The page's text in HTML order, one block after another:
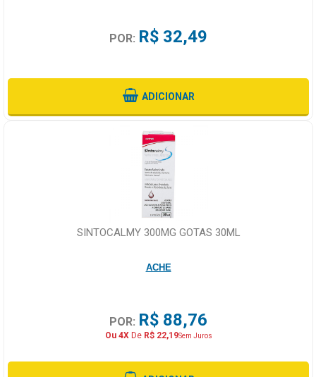
POR: R$ 32,49
ADICIONAR
SINTOCALMY 300MG GOTAS 30ML
ACHE
POR: R$ 88,76
Ou 4XDe R$ 22,19Sem Juros